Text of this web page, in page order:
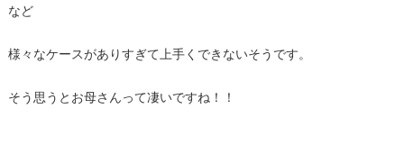
など
様々なケースがありすぎて上手くできないそうです。
そう思うとお母さんって凄いですね！！